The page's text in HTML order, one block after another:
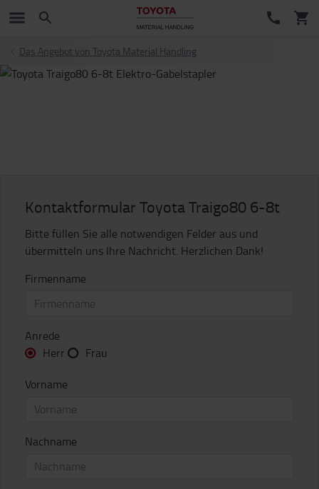
Das Angebot von Toyota Material Handling
Kontaktformular Toyota Traigo80 6-8t
Bitte füllen Sie alle notwendigen Felder aus und
übermitteln uns Ihre Nachricht. Herzlichen Dank!
Firmenname
Anrede
Herr
Frau
Vorname
Nachname